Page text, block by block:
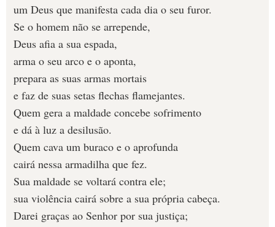
um Deus que manifesta cada dia o seu furor.
Se o homem não se arrepende,
Deus afia a sua espada,
arma o seu arco e o aponta,
prepara as suas armas mortais
e faz de suas setas flechas flamejantes.
Quem gera a maldade concebe sofrimento
e dá à luz a desilusão.
Quem cava um buraco e o aprofunda
cairá nessa armadilha que fez.
Sua maldade se voltará contra ele;
sua violência cairá sobre a sua própria cabeça.
Darei graças ao Senhor por sua justiça;